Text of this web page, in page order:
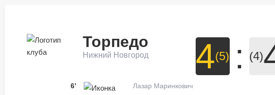
Торпедо
Нижний Новгород
6’
Лазар Маринкович
4(5) : (4)